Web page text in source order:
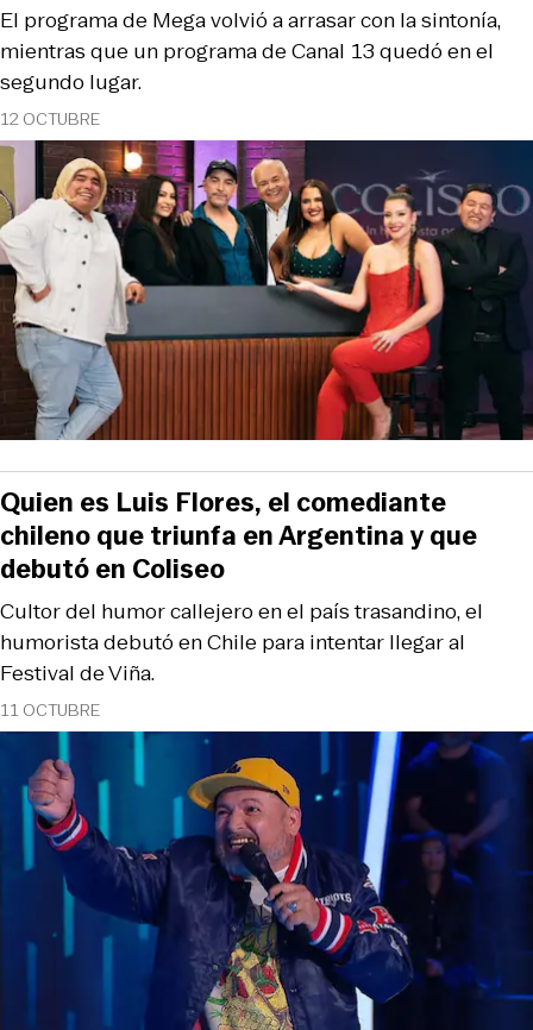
12 OCTUBRE
El programa de Mega volvió a arrasar con la sintonía,
mientras que un programa de Canal 13 quedó en el
segundo lugar.
11 OCTUBRE
Cultor del humor callejero en el país trasandino, el
humorista debutó en Chile para intentar llegar al
Festival de Viña.
Quien es Luis Flores, el comediante
chileno que triunfa en Argentina y que
debutó en Coliseo